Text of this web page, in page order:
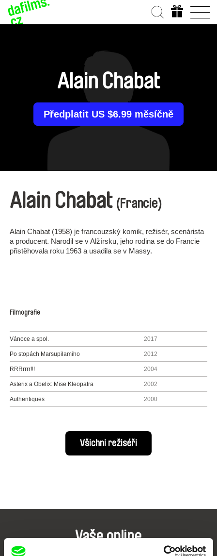
Alain Chabat
Předplatit US $6.99 měsíčně
Alain Chabat (Francie)
Alain Chabat (1958) je francouzský komik, režisér, scenárista
a producent. Narodil se v Alžírsku, jeho rodina se do Francie
přistěhovala roku 1963 a usadila se v Massy.
Filmografie
Vánoce a spol. 2017
Po stopách Marsupilamiho 2012
RRRrrrr!!! 2004
Asterix a Obelix: Mise Kleopatra 2002
Authentiques 2000
Všichni režiséři
Vaše online